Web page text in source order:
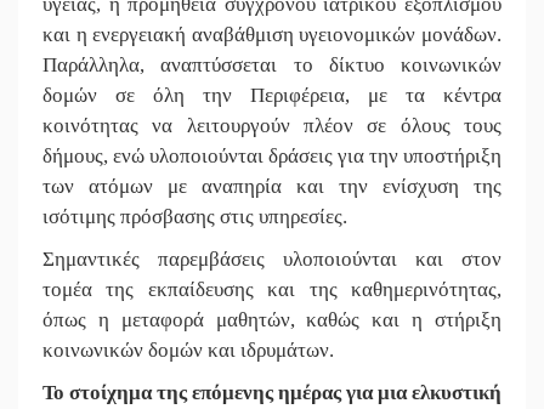
και η ενεργειακή αναβάθμιση υγειονομικών μονάδων.
Παράλληλα, αναπτύσσεται το δίκτυο κοινωνικών
δομών σε όλη την Περιφέρεια, με τα κέντρα
κοινότητας να λειτουργούν πλέον σε όλους τους
δήμους, ενώ υλοποιούνται δράσεις για την υποστήριξη
των ατόμων με αναπηρία και την ενίσχυση της
ισότιμης πρόσβασης στις υπηρεσίες.
Σημαντικές παρεμβάσεις υλοποιούνται και στον
τομέα της εκπαίδευσης και της καθημερινότητας,
όπως η μεταφορά μαθητών, καθώς και η στήριξη
κοινωνικών δομών και ιδρυμάτων.
Το στοίχημα της επόμενης ημέρας για μια ελκυστική